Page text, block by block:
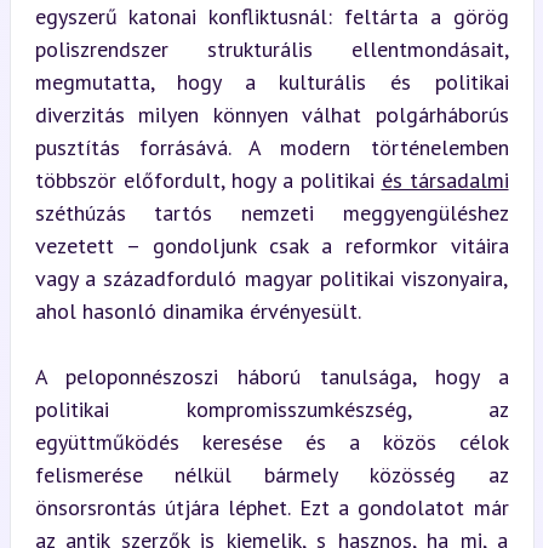
egyszerű katonai konfliktusnál: feltárta a görög
poliszrendszer strukturális ellentmondásait,
megmutatta, hogy a kulturális és politikai
diverzitás milyen könnyen válhat polgárháborús
pusztítás forrásává. A modern történelemben
többször előfordult, hogy a politikai és társadalmi
széthúzás tartós nemzeti meggyengüléshez
vezetett – gondoljunk csak a reformkor vitáira
vagy a századforduló magyar politikai viszonyaira,
ahol hasonló dinamika érvényesült.
A peloponnészoszi háború tanulsága, hogy a
politikai kompromisszumkészség, az
együttműködés keresése és a közös célok
felismerése nélkül bármely közösség az
önsorsrontás útjára léphet. Ezt a gondolatot már
az antik szerzők is kiemelik, s hasznos, ha mi, a